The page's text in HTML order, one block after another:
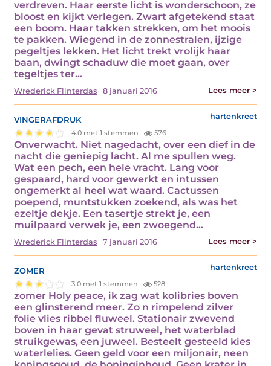
verdreven. Haar eerste licht is wonderschoon, ze
bloost en kijkt verlegen. Zwart afgetekend staat
een boom. Haar takken strekken, om het moois
te pakken. Wiegend in de zonnestralen, ijzige
pegeltjes lekken. Het licht trekt vrolijk haar
baan, dwingt schaduw die moet gaan, over
tegeltjes ter…
Wrederick Flinterdas 8 januari 2016 Lees meer >
vingerafdruk hartenkreet
4.0 met 1 stemmen 576
Onverwacht. Niet nagedacht, over een dief in de
nacht die geniepig lacht. Al me spullen weg.
Wat een pech, een hele vracht. Lang voor
gespaard, hard voor gewerkt en intussen
ongemerkt al heel wat waard. Cactussen
poepend, muntstukken zoekend, als was het
ezeltje dekje. Een tasertje strekt je, een
muilpaard verwek je, een zwoegend…
Wrederick Flinterdas 7 januari 2016 Lees meer >
zomer hartenkreet
3.0 met 1 stemmen 528
zomer Holy peace, ik zag wat kolibries boven
een glinsterend meer. Zo n rimpelend zilver
folie vlies ribbel fluweel. Stationair zwevend
boven in haar gevat struweel, het waterblad
struikgewas, een juweel. Besteelt gesteeld kies
waterlelies. Geen geld voor een miljonair, neen